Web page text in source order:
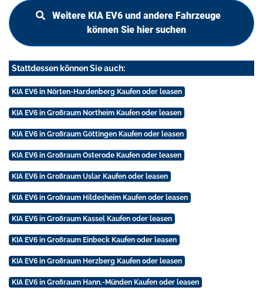
Weitere KIA EV6 und andere Fahrzeuge
können Sie hier suchen
Stattdessen können Sie auch:
KIA EV6 in Nörten-Hardenberg Kaufen oder leasen
KIA EV6 in Großraum Northeim Kaufen oder leasen
KIA EV6 in Großraum Göttingen Kaufen oder leasen
KIA EV6 in Großraum Osterode Kaufen oder leasen
KIA EV6 in Großraum Uslar Kaufen oder leasen
KIA EV6 in Großraum Hildesheim Kaufen oder leasen
KIA EV6 in Großraum Kassel Kaufen oder leasen
KIA EV6 in Großraum Einbeck Kaufen oder leasen
KIA EV6 in Großraum Herzberg Kaufen oder leasen
KIA EV6 in Großraum Hann.-Münden Kaufen oder leasen